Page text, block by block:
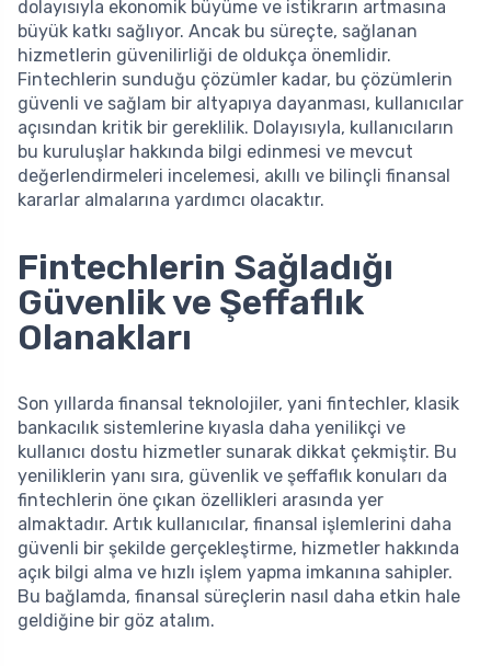
dolayısıyla ekonomik büyüme ve istikrarın artmasına
büyük katkı sağlıyor. Ancak bu süreçte, sağlanan
hizmetlerin güvenilirliği de oldukça önemlidir.
Fintechlerin sunduğu çözümler kadar, bu çözümlerin
güvenli ve sağlam bir altyapıya dayanması, kullanıcılar
açısından kritik bir gereklilik. Dolayısıyla, kullanıcıların
bu kuruluşlar hakkında bilgi edinmesi ve mevcut
değerlendirmeleri incelemesi, akıllı ve bilinçli finansal
kararlar almalarına yardımcı olacaktır.
Fintechlerin Sağladığı
Güvenlik ve Şeffaflık
Olanakları
Son yıllarda finansal teknolojiler, yani fintechler, klasik
bankacılık sistemlerine kıyasla daha yenilikçi ve
kullanıcı dostu hizmetler sunarak dikkat çekmiştir. Bu
yeniliklerin yanı sıra, güvenlik ve şeffaflık konuları da
fintechlerin öne çıkan özellikleri arasında yer
almaktadır. Artık kullanıcılar, finansal işlemlerini daha
güvenli bir şekilde gerçekleştirme, hizmetler hakkında
açık bilgi alma ve hızlı işlem yapma imkanına sahipler.
Bu bağlamda, finansal süreçlerin nasıl daha etkin hale
geldiğine bir göz atalım.